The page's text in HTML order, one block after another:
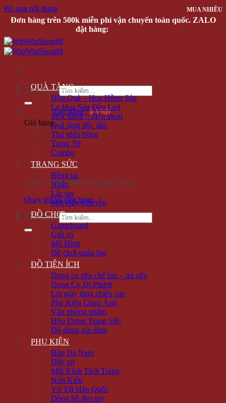
Bỏ qua nội dung
Đơn hàng trên 500k miễn phí vận chuyển toàn quốc. ZALO
đặt hàng:
Tìm kiếm:
Giỏ hàng /0 VNĐ
Giỏ hàng
Chưa có sản phẩm trong giỏ hàng.
Quay trở lại cửa hàng
Tìm kiếm:
QUÀ TẶNG
Hộp Quà – Hoa Hồng Sáp
Lọ Hoa Sáp Đèn Led
Móc khóa – điện thoại
Quà tặng độc đáo
Thú nhồi bông
Trang Trí
Combo
TRANG SỨC
Bông tai
Nhẫn
Lắc tay
Mặt Dây Chuyền
ĐỒ CHƠI
Gameboard
Giải trí
Mô Hình
Đồ chơi quán bar
ĐỒ TIỆN ÍCH
Dụng cụ pha chế bar – trà sữa
Dụng Cụ Đi Phượt
Lót giày tăng chiều cao
Phụ Kiện Chụp Ảnh
Văn phòng phẩm
Hộp Đựng Trang Sức
Đồ dùng gia đình
PHỤ KIỆN
Bóp Da Nam
Dây nịt
Mắt Kính Thời Trang
Nón Kiểu
Vớ Tất Hàn Quốc
Đồng hồ đeo tay
MUA NHIỀU